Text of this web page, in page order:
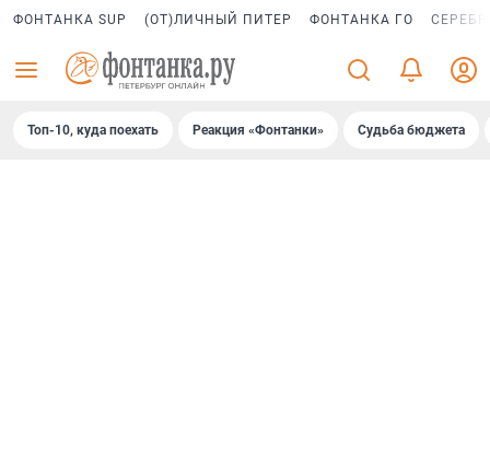
ФОНТАНКА SUP (ОТ)ЛИЧНЫЙ ПИТЕР ФОНТАНКА ГО
Топ-10, куда поехать Реакция «Фонтанки» Судьба бюджета